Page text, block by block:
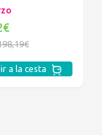
a la cesta